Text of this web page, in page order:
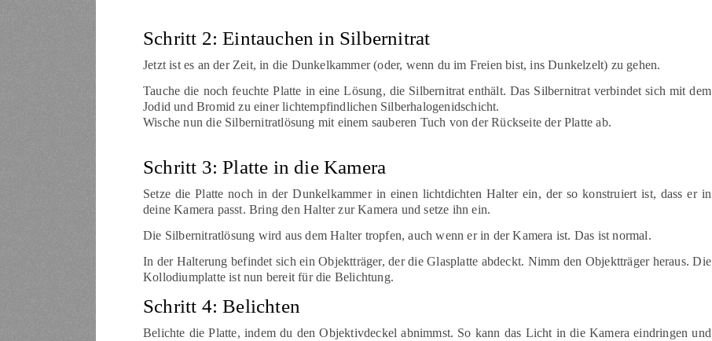
Schritt 2: Eintauchen in Silbernitrat
Jetzt ist es an der Zeit, in die Dunkelkammer (oder, wenn du im Freien bist, ins Dunkelzelt) zu gehen.
Tauche die noch feuchte Platte in eine Lösung, die Silbernitrat enthält. Das Silbernitrat verbindet sich mit dem
Jodid und Bromid zu einer lichtempfindlichen Silberhalogenidschicht.
Wische nun die Silbernitratlösung mit einem sauberen Tuch von der Rückseite der Platte ab.
Schritt 3: Platte in die Kamera
Setze die Platte noch in der Dunkelkammer in einen lichtdichten Halter ein, der so konstruiert ist, dass er in
deine Kamera passt. Bring den Halter zur Kamera und setze ihn ein.
Die Silbernitratlösung wird aus dem Halter tropfen, auch wenn er in der Kamera ist. Das ist normal.
In der Halterung befindet sich ein Objektträger, der die Glasplatte abdeckt. Nimm den Objektträger heraus. Die
Kollodiumplatte ist nun bereit für die Belichtung.
Schritt 4: Belichten
Belichte die Platte, indem du den Objektivdeckel abnimmst. So kann das Licht in die Kamera eindringen und